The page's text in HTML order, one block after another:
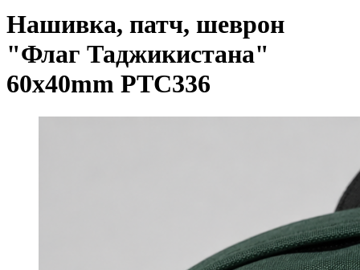
Нашивка, патч, шеврон
"Флаг Таджикистана"
60x40mm PTC336